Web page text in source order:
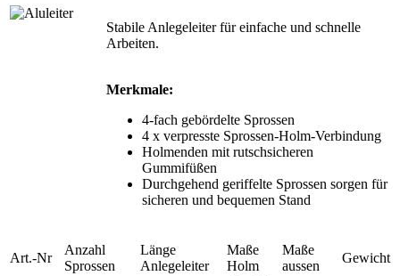
Stabile Anlegeleiter für einfache und schnelle
Arbeiten.
Merkmale:
4-fach gebördelte Sprossen
4 x verpresste Sprossen-Holm-Verbindung
Holmenden mit rutschsicheren
Gummifüßen
Durchgehend geriffelte Sprossen sorgen für
sicheren und bequemen Stand
Art.-Nr
Anzahl
Sprossen
Länge
Anlegeleiter
Maße
Holm
Maße
aussen
Gewicht